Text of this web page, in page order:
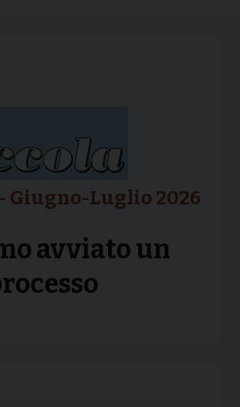
Giugno-Luglio 2026
avviato un